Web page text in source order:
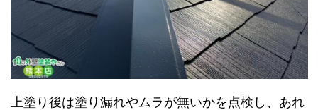
上塗り後は塗り漏れやムラが無いかを点検し、あれ